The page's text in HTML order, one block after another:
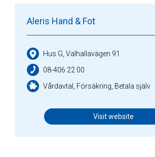
Aleris Hand & Fot
Hus G, Valhallavägen 91
08-406 22 00
Vårdavtal, Försäkring, Betala själv
Visit website